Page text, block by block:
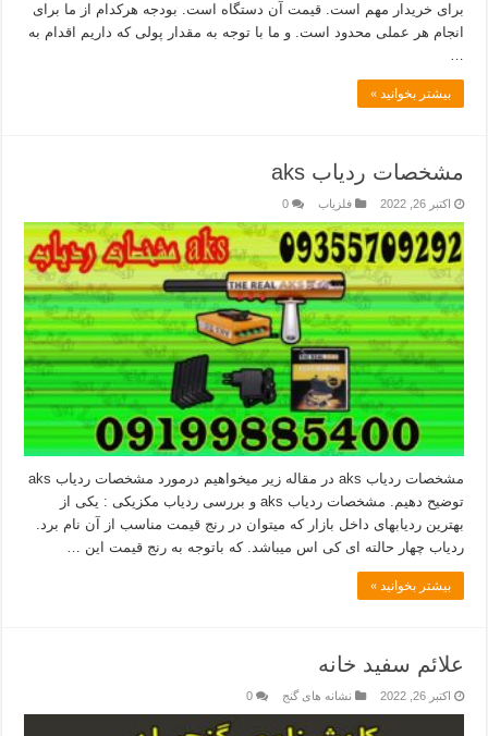
برای خریدار مهم است. قیمت آن دستگاه است. بودجه هرکدام از ما برای
انجام هر عملی محدود است. و ما با توجه به مقدار پولی که داریم اقدام به
…
بیشتر بخوانید »
مشخصات ردیاب aks
اکتبر 26, 2022 فلزیاب 0
مشخصات ردیاب aks در مقاله زیر میخواهیم درمورد مشخصات ردیاب aks
توضیح دهیم. مشخصات ردیاب aks و بررسی ردیاب مکزیکی : یکی از
بهترین ردیابهای داخل بازار که میتوان در رنج قیمت مناسب از آن نام برد.
ردیاب چهار حالته ای کی اس میباشد. که باتوجه به رنج قیمت این …
بیشتر بخوانید »
علائم سفید خانه
اکتبر 26, 2022 نشانه های گنج 0